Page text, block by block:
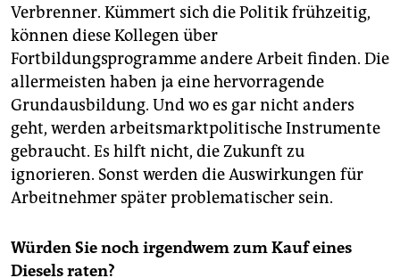
Verbrenner. Kümmert sich die Politik frühzeitig,
können diese Kollegen über
Fortbildungsprogramme andere Arbeit finden. Die
allermeisten haben ja eine hervorragende
Grundausbildung. Und wo es gar nicht anders
geht, werden arbeitsmarktpolitische Instrumente
gebraucht. Es hilft nicht, die Zukunft zu
ignorieren. Sonst werden die Auswirkungen für
Arbeitnehmer später pro­blematischer sein.
Würden Sie noch irgendwem zum Kauf eines
Diesels raten?